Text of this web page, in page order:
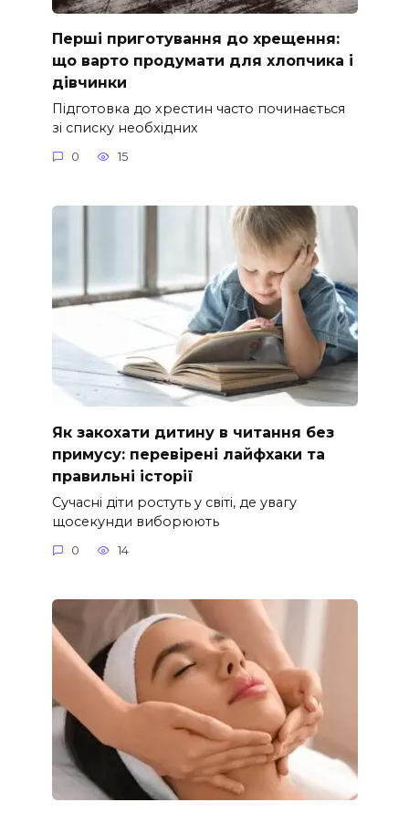
Перші приготування до хрещення:
що варто продумати для хлопчика і
дівчинки
Підготовка до хрестин часто починається
зі списку необхідних
0 15
Як закохати дитину в читання без
примусу: перевірені лайфхаки та
правильні історії
Сучасні діти ростуть у світі, де увагу
щосекунди виборюють
0 14